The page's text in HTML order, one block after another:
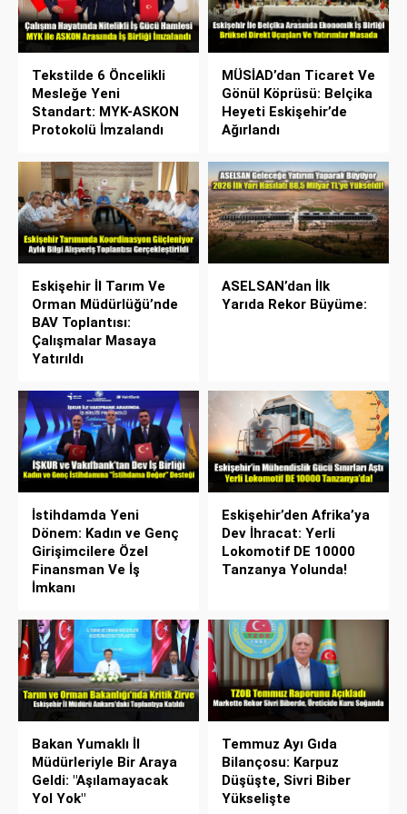
Tekstilde 6 Öncelikli
Mesleğe Yeni
Standart: MYK-ASKON
Protokolü İmzalandı
MÜSİAD’dan Ticaret Ve
Gönül Köprüsü: Belçika
Heyeti Eskişehir’de
Ağırlandı
Eskişehir İl Tarım Ve
Orman Müdürlüğü’nde
BAV Toplantısı:
Çalışmalar Masaya
Yatırıldı
ASELSAN’dan İlk
Yarıda Rekor Büyüme:
İstihdamda Yeni
Dönem: Kadın ve Genç
Girişimcilere Özel
Finansman Ve İş
İmkanı
Eskişehir’den Afrika’ya
Dev İhracat: Yerli
Lokomotif DE 10000
Tanzanya Yolunda!
Bakan Yumaklı İl
Müdürleriyle Bir Araya
Geldi: "Aşılamayacak
Yol Yok"
Temmuz Ayı Gıda
Bilançosu: Karpuz
Düşüşte, Sivri Biber
Yükselişte